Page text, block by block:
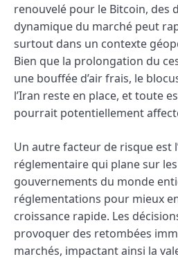
renouvelé pour le Bitcoin, des
dynamique du marché peut
surtout dans un contexte
Bien que la prolongation du
une bouffée d’air frais, le
l’Iran reste en place, et toute
pourrait potentiellement
Un autre facteur de risque est
réglementaire qui plane sur les
gouvernements du monde
réglementations pour mieux
croissance rapide. Les
provoquer des retombées
marchés, impactant ainsi la